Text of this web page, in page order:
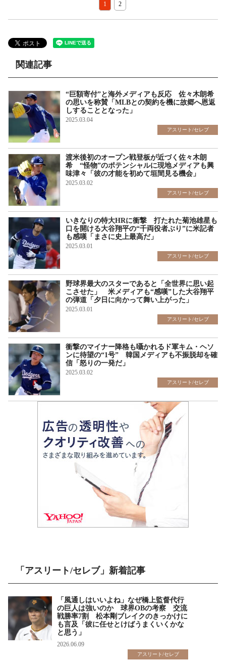
1 2
関連記事
“巨額寄付”と海外メディアも反応 佐々木朗希
の思いを称賛「MLBとの契約を機に故郷へ恩返
しすることとなった」
2025.03.04
アスリート/セレブ
渡米後初のオープン戦登板が近づく佐々木朗
希 “怪物”のポテンシャルに現地メディアも興
味津々「彼の才能を初めて垣間見る機会」
2025.03.02
アスリート/セレブ
いきなりの特大HRに衝撃 打たれた菊池雄星も
口を開ける大谷翔平の“千両役者ぶり”に米記者
も感嘆「まさに史上最高だ」
2025.03.01
アスリート/セレブ
野球界最大のスターであると「全世界に思い起
こさせた」 米メディアも“感嘆”した大谷翔平
の弾道「夕日に向かって舞い上がった」
2025.03.01
アスリート/セレブ
衝撃のマイナー降格も囁かれるド軍キム・ヘソ
ンに待望の“1号” 韓国メディアも不振脱却を確
信「怒りの一発だ」
2025.03.02
アスリート/セレブ
「アスリート/セレブ」新着記事
「風通しはいいよね」なぜ橋上監督代行
の巨人は強いのか 球界OBの考察 交流
戦勝率7割 松本剛ブレイクのきっかけに
も言及「彼に任せとけばうまくいくかな
と思う」
2026.06.09
アスリート/セレブ